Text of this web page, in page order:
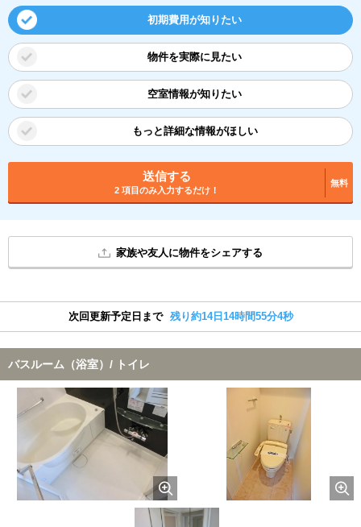
初期費用が知りたい
物件を実際に見たい
空室情報が知りたい
もっと詳細な情報がほしい
送信する
2 項目のみ入力するだけ！
無料
家族や友人に物件をシェアする
次回更新予定日まで 残り約14日14時間55分3秒
バスルーム（浴室）/ トイレ